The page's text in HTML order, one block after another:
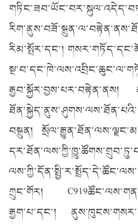
རིམ་སྤོར་དང་།
རྒྱབ་སྐྱོར་བྱས་པར་བརྟེན་ནས།
བསྐྲུན།
ཀྲུང་གོར།
རྒྱག་པ་དང་།